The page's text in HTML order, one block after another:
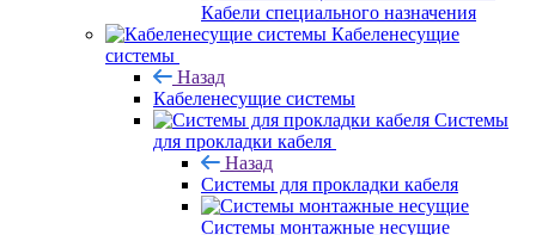
Кабели специального назначения
Кабеленесущие
системы
Назад
Кабеленесущие системы
Системы
для прокладки кабеля
Назад
Системы для прокладки кабеля
Системы монтажные несущие